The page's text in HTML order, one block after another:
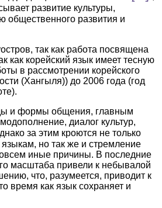
развитие культуры,
общественного развития и
так как работа посвящена
как корейский язык имеет тесную
в рассмотрении корейского
(Хангыля)) до 2006 года (год
и формы общения, главным
диалог культур,
за этим кроются не только
но так же и стремление
иные причины. В последние
масштаба привели к небывалой
что, разумеется, приводит к
время как язык сохраняет и